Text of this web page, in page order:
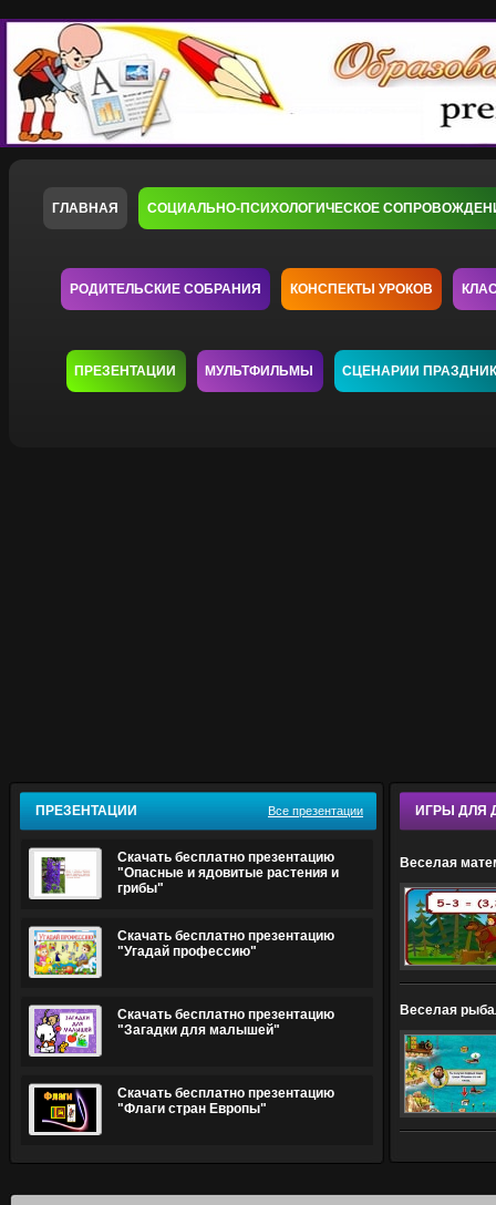
ГЛАВНАЯ СОЦИАЛЬНО-ПСИХОЛОГИЧЕСКОЕ
РОДИТЕЛЬСКИЕ СОБРАНИЯ КОНСПЕКТЫ УРОКОВ
ПРЕЗЕНТАЦИИ МУЛЬТФИЛЬМЫ СЦЕНАРИИ
ПРЕЗЕНТАЦИИ Все презентации
Скачать бесплатно презентацию
"Опасные и ядовитые растения и
грибы"
Скачать бесплатно презентацию
"Угадай профессию"
Скачать бесплатно презентацию
"Загадки для малышей"
Скачать бесплатно презентацию
"Флаги стран Европы"
ИГРЫ ДЛЯ
Веселая
Веселая